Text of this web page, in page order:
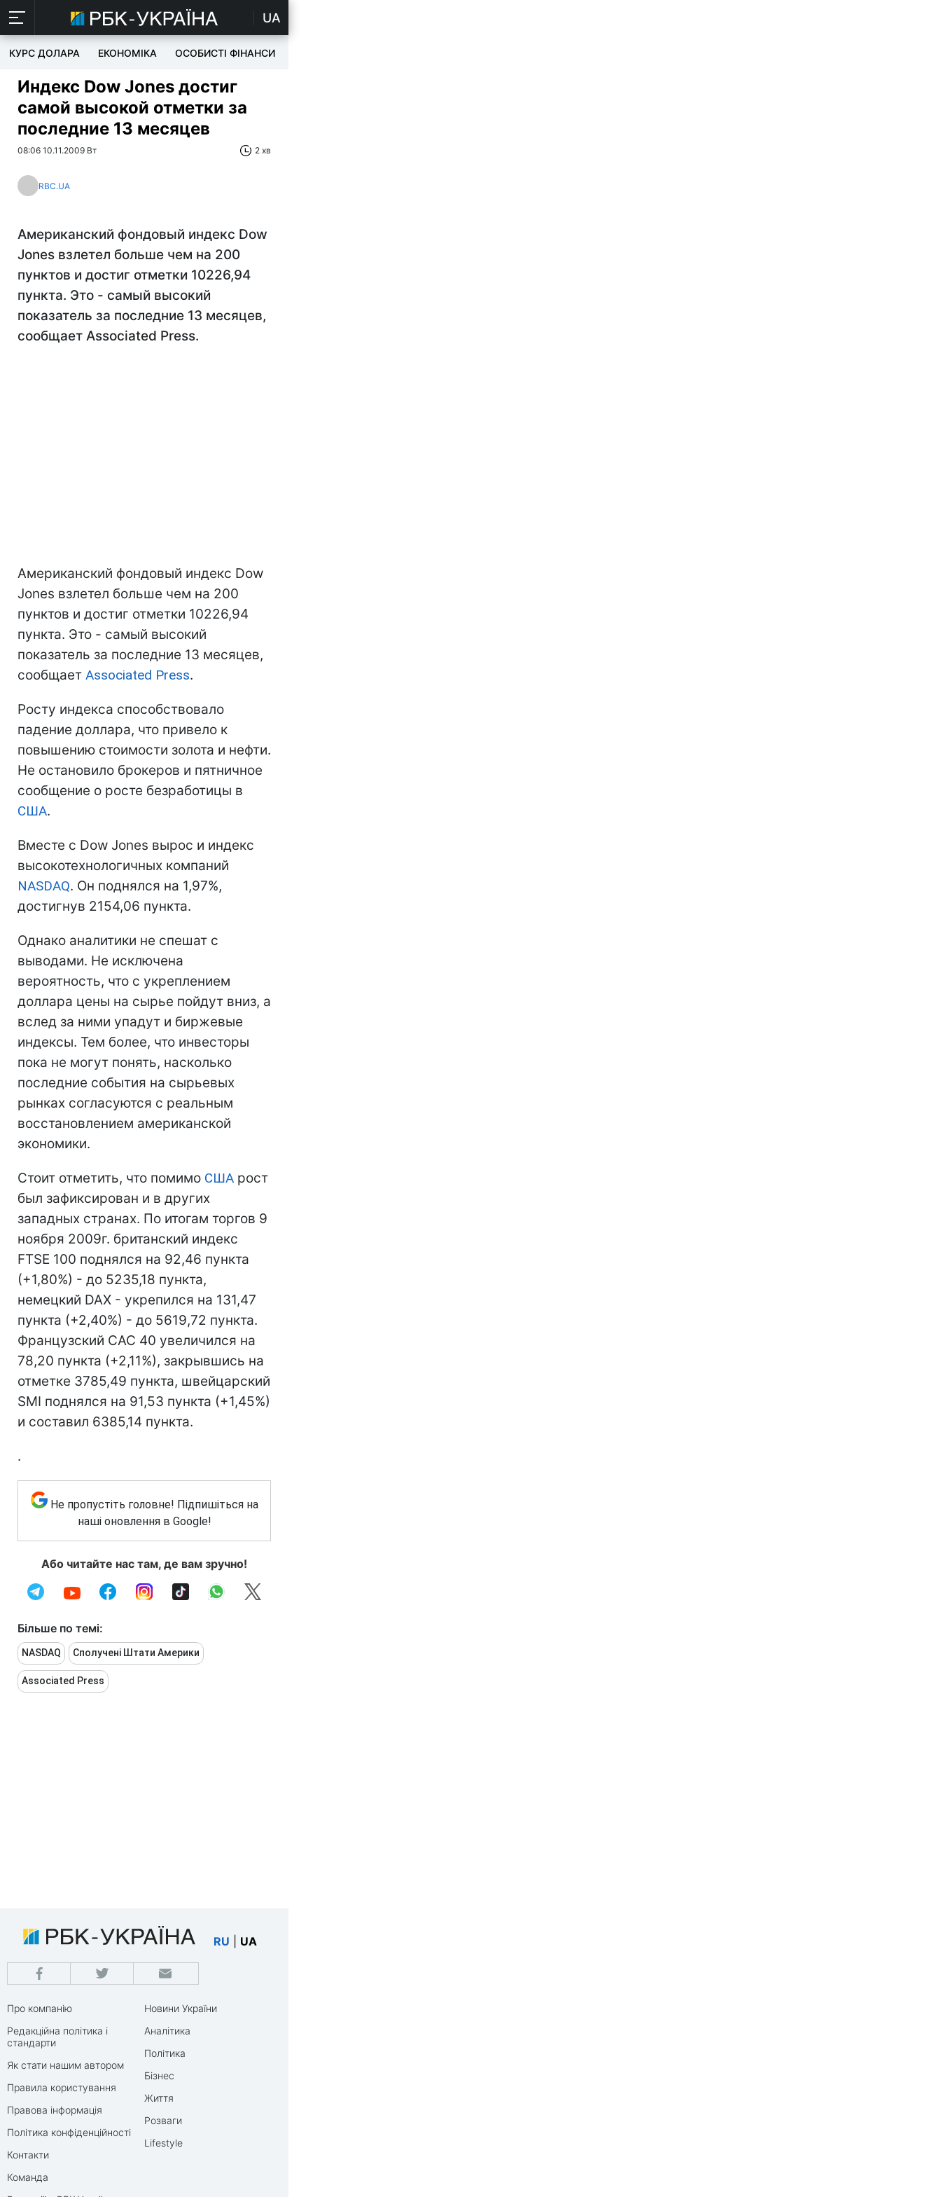
UA
КУРС ДОЛАРА ЕКОНОМІКА ОСОБИСТІ ФІНАНСИ
Индекс Dow Jones достиг
самой высокой отметки за
последние 13 месяцев
08:06 10.11.2009 Вт 2 хв
RBC.UA
Американский фондовый индекс Dow
Jones взлетел больше чем на 200
пунктов и достиг отметки 10226,94
пункта. Это - самый высокий
показатель за последние 13 месяцев,
сообщает Associated Press.
Американский фондовый индекс Dow
Jones взлетел больше чем на 200
пунктов и достиг отметки 10226,94
пункта. Это - самый высокий
показатель за последние 13 месяцев,
сообщает Associated Press.
Росту индекса способствовало
падение доллара, что привело к
повышению стоимости золота и нефти.
Не остановило брокеров и пятничное
сообщение о росте безработицы в
США.
Вместе с Dow Jones вырос и индекс
высокотехнологичных компаний
NASDAQ. Он поднялся на 1,97%,
достигнув 2154,06 пункта.
Однако аналитики не спешат с
выводами. Не исключена
вероятность, что с укреплением
доллара цены на сырье пойдут вниз, а
вслед за ними упадут и биржевые
индексы. Тем более, что инвесторы
пока не могут понять, насколько
последние события на сырьевых
рынках согласуются с реальным
восстановлением американской
экономики.
Стоит отметить, что помимо США рост
был зафиксирован и в других
западных странах. По итогам торгов 9
ноября 2009г. британский индекс
FTSE 100 поднялся на 92,46 пункта
(+1,80%) - до 5235,18 пункта,
немецкий DAX - укрепился на 131,47
пункта (+2,40%) - до 5619,72 пункта.
Французский CAC 40 увеличился на
78,20 пункта (+2,11%), закрывшись на
отметке 3785,49 пункта, швейцарский
SMI поднялся на 91,53 пункта (+1,45%)
и составил 6385,14 пункта.
.
Не пропустіть головне! Підпишіться на
наші оновлення в Google!
Або читайте нас там, де вам зручно!
Більше по темі:
NASDAQ Сполучені Штати Америки
Associated Press
RU UA
Про компанію
Редакційна політика і
стандарти
Як стати нашим автором
Правила користування
Правова інформація
Політика конфіденційності
Контакти
Команда
Новини України
Аналітика
Політика
Бізнес
Життя
Розваги
Lifestyle